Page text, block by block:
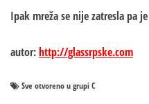
Ipak mreža se nije zatresla pa
autor:http://glassrpske.com
Sve otvoreno u grupi C